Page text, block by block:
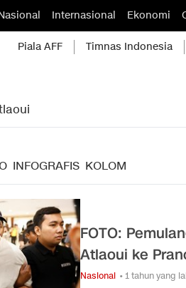
Internasional Ekonomi
Piala AFF Timnas Indonesia
INFOGRAFIS KOLOM
FOTO:
Atlaoui ke
Nasional • 1 tahun yang